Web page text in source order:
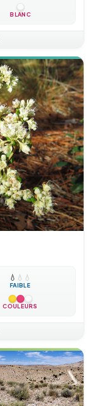
BLANC
💧 💧 💧
FAIBLE
COULEURS